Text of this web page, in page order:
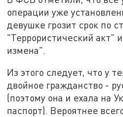
операции уже
девушке грозит срок по
"Террористический акт"
измена".
Из этого следует, что у
двойное гражданство -
(поэтому она и ехала на
паспорт). Вероятнее